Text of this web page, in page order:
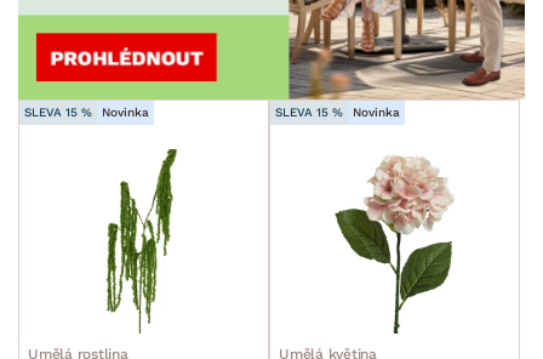
SLEVA 15 % Novinka
Umělá rostlina
SLEVA 15 % Novinka
Umělá květina